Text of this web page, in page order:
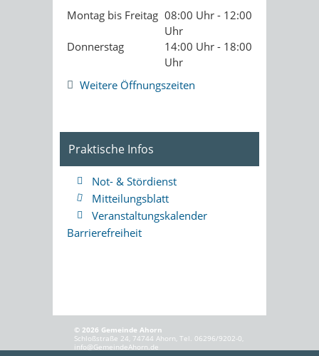
Montag bis Freitag 08:00 Uhr - 12:00
Uhr
Donnerstag
14:00 Uhr - 18:00
Uhr
Weitere Öffnungszeiten
Praktische Infos
Not- & Stördienst
Mitteilungsblatt
Veranstaltungskalender
Barrierefreiheit
© 2026 Gemeinde Ahorn
Schloßstraße 24, 74744 Ahorn, Tel. 06296/9202-0,
info@GemeindeAhorn.de